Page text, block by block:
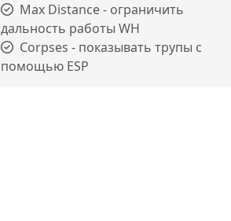
Max Distance - ограничить
дальность работы WH
Corpses - показывать трупы с
помощью ESP